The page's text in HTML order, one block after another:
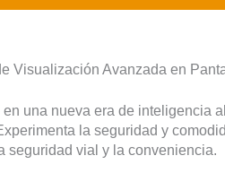
Visualización Avanzada en
una nueva era de inteligencia
la seguridad y
seguridad vial y la conveniencia.